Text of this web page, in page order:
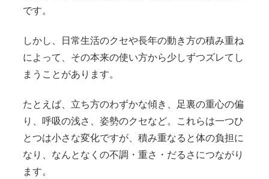
です。
しかし、日常生活のクセや長年の動き方の積み重ね
によって、その本来の使い方から少しずつズレてし
まうことがあります。
たとえば、立ち方のわずかな傾き、足裏の重心の偏
り、呼吸の浅さ、姿勢のクセなど。これらは一つひ
とつは小さな変化ですが、積み重なると体の負担に
なり、なんとなくの不調・重さ・だるさにつながり
ます。